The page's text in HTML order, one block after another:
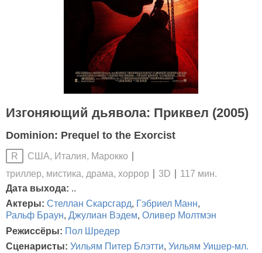
Изгоняющий дьявола: Приквел (2005)
Dominion: Prequel to the Exorcist
R
США, Италия, Марокко
триллер, мистика, драма, хоррор
3D
117 мин.
Дата выхода: ..
Актеры: Стеллан Скарсгард, Гэбриел Манн,
Ральф Браун, Джулиан Вэдем, Оливер Молтмэн
Режиссёры: Пол Шредер
Сценаристы: Уильям Питер Блэтти, Уильям Уишер-мл.